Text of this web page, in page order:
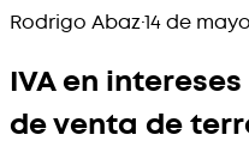
Rodrigo Abaz·14 de
IVA en
de venta de